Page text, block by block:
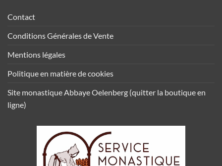
Contact
Conditions Générales de Vente
Mentions légales
Politique en matière de cookies
Site monastique Abbaye Oelenberg (quitter la boutique en
ligne)